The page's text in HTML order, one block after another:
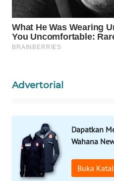
Advertorial
Dapatkan
Wahana
Buka
Wahana
Media
Group
WAHANA
WAHANA
ADVOKAT
WAHANA
INFRASTRUKTUR